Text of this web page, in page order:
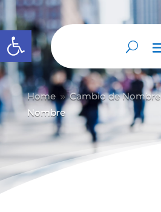
Abrir barra de herramientas
Home 9 Cambio de Nombre
Nombre